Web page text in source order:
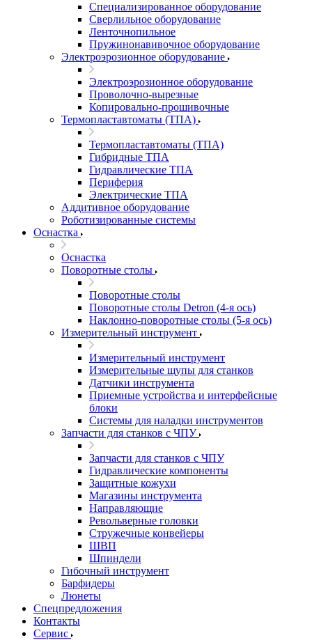
Специализированное оборудование
Сверлильное оборудование
Ленточнопильное
Пружинонавивочное оборудование
Электроэрозионное оборудование
Электроэрозионное оборудование
Проволочно-вырезные
Копировально-прошивочные
Термопластавтоматы (ТПА)
Термопластавтоматы (ТПА)
Гибридные ТПА
Гидравлические ТПА
Периферия
Электрические ТПА
Аддитивное оборудование
Роботизированные системы
Оснастка
Оснастка
Поворотные столы
Поворотные столы
Поворотные столы Detron (4-я ось)
Наклонно-поворотные столы (5-я ось)
Измерительный инструмент
Измерительный инструмент
Измерительные щупы для станков
Датчики инструмента
Приемные устройства и интерфейсные
блоки
Системы для наладки инструментов
Запчасти для станков с ЧПУ
Запчасти для станков с ЧПУ
Гидравлические компоненты
Защитные кожухи
Магазины инструмента
Направляющие
Револьверные головки
Стружечные конвейеры
ШВП
Шпиндели
Гибочный инструмент
Барфидеры
Люнеты
Спецпредложения
Контакты
Сервис